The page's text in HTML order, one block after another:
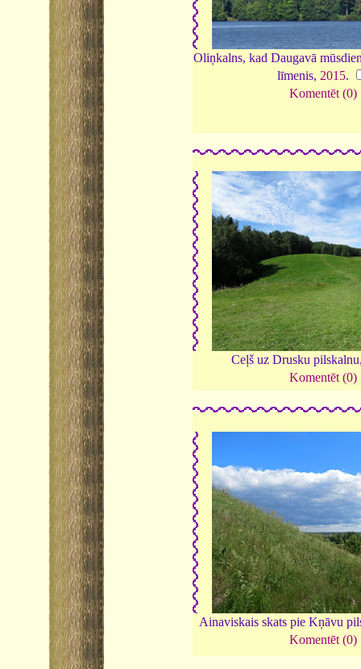
Oliņkalns, kad Daugavā
līmenis, 2015.
Komentēt (0)
Ceļš uz Drusku
Komentēt (0)
Ainaviskais skats pie Kņāvu
Komentēt (0)